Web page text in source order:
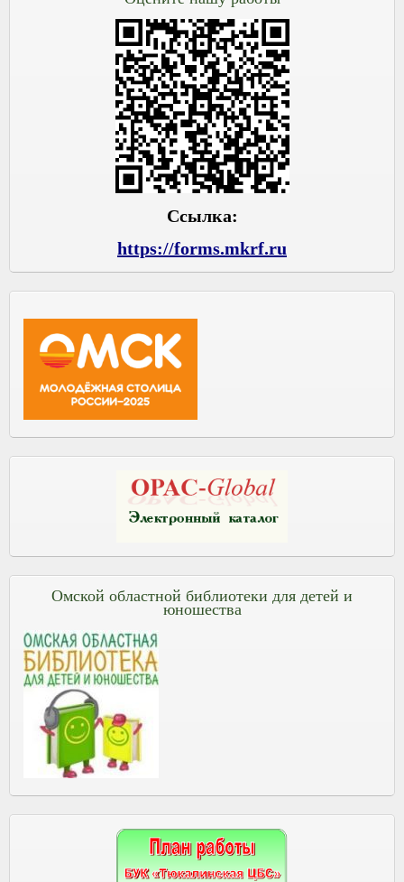
Ссылка:
https://forms.mkrf.ru
Омской областной библиотеки для детей и
юношества